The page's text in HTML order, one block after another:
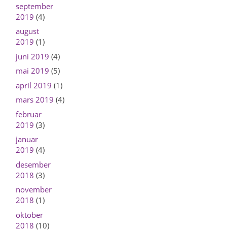
september
2019 (4)
august
2019 (1)
juni 2019 (4)
mai 2019 (5)
april 2019 (1)
mars 2019 (4)
februar
2019 (3)
januar
2019 (4)
desember
2018 (3)
november
2018 (1)
oktober
2018 (10)